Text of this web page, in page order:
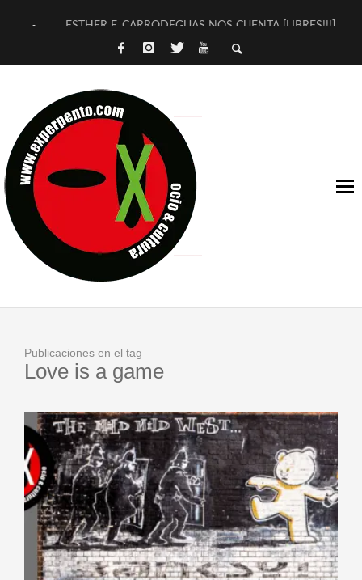
ESTHER F. CARRODEGUAS NOS CUENTA [LIBRES!!!]
[TERRA DE GUAPES] DE SANDRA MONFORT
TIMBRE 4, LA ESCUELA DEL DIRECTOR TEATRAL CLAUDIO
30 AÑOS (NO ES NADA) DE LA KATARSIS DEL TOMATAZO
MILITARES JUDÍAS EN #EXVITA
D’BALDOMEROS REINVENTAN [BITÁCORA 3.0] EN EXVITA
MARSHALL FLASH PRESENTA EN EXVITA [RELATIVA
JOFRE BARDAGÍ EN EXVITA INTERPRETANDO A SERRAT
Publicaciones en el tag
Love is a game